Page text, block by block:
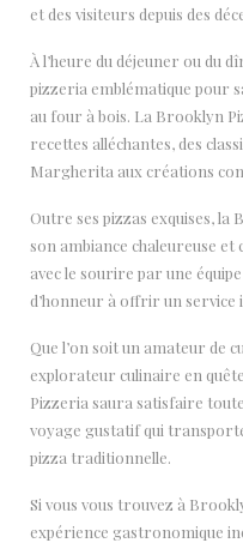
et des visiteurs depuis des
À l’heure du déjeuner ou du
pizzeria emblématique pour
au four à bois. La Brooklyn
recettes alléchantes, des
Margherita aux créations
Outre ses pizzas exquises,
son ambiance chaleureuse et
avec le sourire par une
d’honneur à offrir un service
Que l’on soit un amateur de
explorateur culinaire en
Pizzeria saura satisfaire
voyage gustatif qui
pizza traditionnelle.
Si vous vous trouvez à
expérience gastronomique